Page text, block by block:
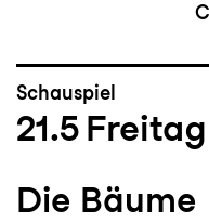
Schauspiel
21.5 Freitag
Die Bäume